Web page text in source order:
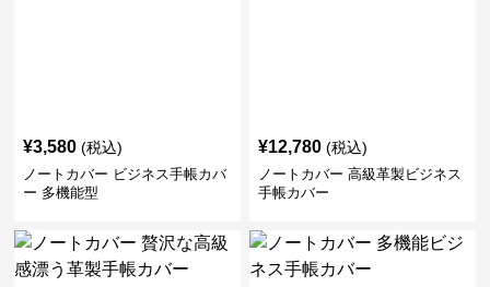
¥3,580 (税込)
ノートカバー ビジネス手帳カバ
ー 多機能型
¥12,780 (税込)
ノートカバー 高級革製ビジネス
手帳カバー